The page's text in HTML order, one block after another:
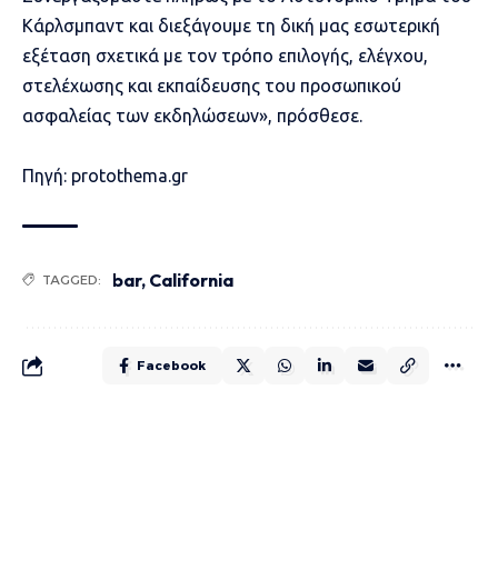
Κάρλσμπαντ και διεξάγουμε τη δική μας εσωτερική
εξέταση σχετικά με τον τρόπο επιλογής, ελέγχου,
στελέχωσης και εκπαίδευσης του προσωπικού
ασφαλείας των εκδηλώσεων», πρόσθεσε.
Πηγή: protothema.gr
TAGGED: bar, California
Facebook